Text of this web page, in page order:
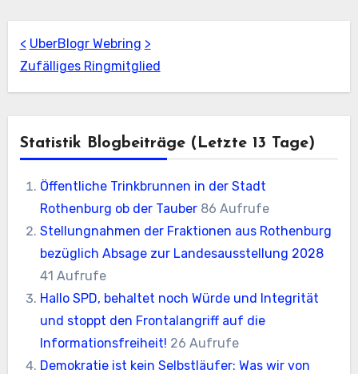
< UberBlogr Webring >
Zufälliges Ringmitglied
Statistik Blogbeiträge (letzte 13 Tage)
Öffentliche Trinkbrunnen in der Stadt
Rothenburg ob der Tauber 86 Aufrufe
Stellungnahmen der Fraktionen aus Rothenburg
bezüglich Absage zur Landesausstellung 2028
41 Aufrufe
Hallo SPD, behaltet noch Würde und Integrität
und stoppt den Frontalangriff auf die
Informationsfreiheit! 26 Aufrufe
Demokratie ist kein Selbstläufer: Was wir von